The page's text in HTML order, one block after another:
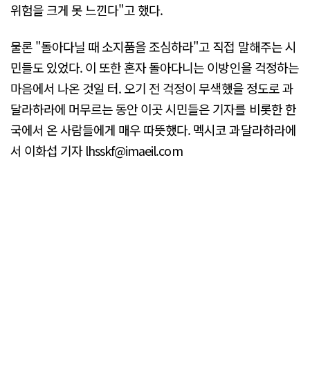
위험을 크게 못 느낀다"고 했다.
물론 "돌아다닐 때 소지품을 조심하라"고 직접 말해주는 시
민들도 있었다. 이 또한 혼자 돌아다니는 이방인을 걱정하는
마음에서 나온 것일 터. 오기 전 걱정이 무색했을 정도로 과
달라하라에 머무르는 동안 이곳 시민들은 기자를 비롯한 한
국에서 온 사람들에게 매우 따뜻했다. 멕시코 과달라하라에
서 이화섭 기자 lhsskf@imaeil.com